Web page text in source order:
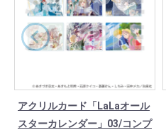
アクリルカード「LaLaオール
スターカレンダー」03/コンプ